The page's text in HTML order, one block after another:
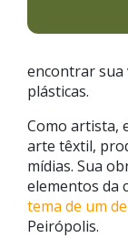
encontrar sua
plásticas.
Como artista,
arte têxtil,
mídias. Sua
elementos da
tema de um
Peirópolis.